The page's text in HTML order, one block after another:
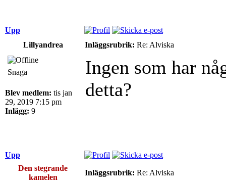
Upp
Lillyandrea
Inläggsrubrik: Re: Alviska
Snaga
Blev medlem: tis jan
29, 2019 7:15 pm
Inlägg: 9
Ingen som har
detta?
Upp
Den stegrande
kamelen
Inläggsrubrik: Re: Alviska